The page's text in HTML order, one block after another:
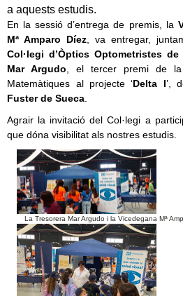
a aquests estudis.
En la sessió d’entrega de premis, la
Mª Amparo Díez, va entregar,
Col·legi d’Òptics Optometristes
Mar Argudo , el tercer premi de
Matemàtiques al projecte ‘Delta I’,
Fuster de Sueca
Agrair la invitació del Col·legi a
que dóna visibilitat als nostres estudis.
La Tresorera Mar Argudo i la Vicedegana Mª